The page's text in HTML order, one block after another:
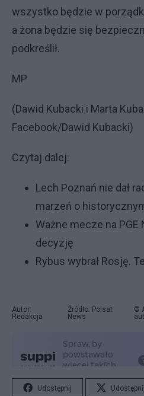
wszystko będzie w
a żona będzie się
podkreślił.
MP
(Dawid Kubacki i Marta
Facebook/Dawid Kubacki)
Czytaj dalej:
Lech Poznań nie dał
marzeń o
Ważne mecze na
decyzję
Rybus wybrał Rosję.
Autor:
Redakcja
Źródło: Polsat
News
©
Udostępnij Udostępnij